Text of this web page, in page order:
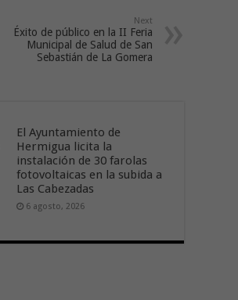
Next
Éxito de público en la II Feria
Municipal de Salud de San
Sebastián de La Gomera
El Ayuntamiento de
Hermigua licita la
instalación de 30 farolas
fotovoltaicas en la subida a
Las Cabezadas
6 agosto, 2026